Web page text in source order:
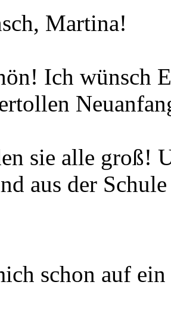
Martina!
Ich wünsch
sie alle groß!
aus der
schon auf